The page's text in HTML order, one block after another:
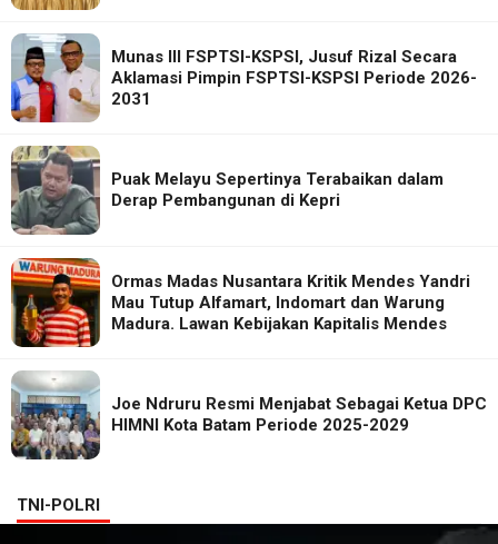
Munas III FSPTSI-KSPSI, Jusuf Rizal Secara
Aklamasi Pimpin FSPTSI-KSPSI Periode 2026-
2031
Puak Melayu Sepertinya Terabaikan dalam
Derap Pembangunan di Kepri
Ormas Madas Nusantara Kritik Mendes Yandri
Mau Tutup Alfamart, Indomart dan Warung
Madura. Lawan Kebijakan Kapitalis Mendes
Joe Ndruru Resmi Menjabat Sebagai Ketua DPC
HIMNI Kota Batam Periode 2025-2029
TNI-POLRI